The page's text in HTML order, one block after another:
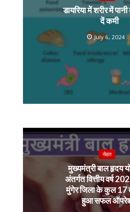
डायरिया में शरीर में
दें कमी
July 6, 2024
सेहत
मुख्यमंत्री बाल हृदय
अंतर्गत वित्तीय वर्ष
मुंगेर जिला के कुल 17
हुआ सफल